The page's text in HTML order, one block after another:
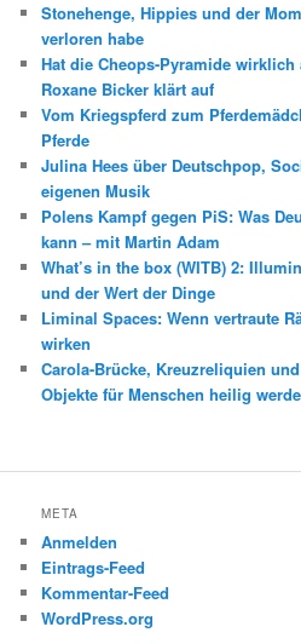
Stonehenge, Hippies und der
verloren habe
Hat die Cheops-Pyramide
Roxane Bicker klärt auf
Vom Kriegspferd zum
Pferde
Julina Hees über Deutschpop,
eigenen Musik
Polens Kampf gegen PiS: Was
kann – mit Martin Adam
What’s in the box (WITB) 2:
und der Wert der Dinge
Liminal Spaces: Wenn vertraute
wirken
Carola-Brücke, Kreuzreliquien
Objekte für Menschen heilig
META
Anmelden
Eintrags-Feed
Kommentar-Feed
WordPress.org